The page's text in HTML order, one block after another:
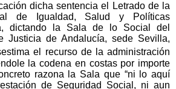
dicha sentencia el Letrado de la
de Igualdad, Salud y Políticas
dictando la Sala de lo Social del
Justicia de Andalucía, sede Sevilla,
el recurso de la administración
la codena en costas por importe
razona la Sala que “ni lo aquí
de Seguridad Social, ni aun